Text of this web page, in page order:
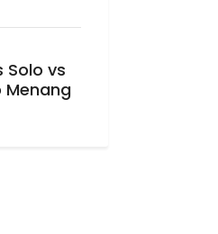
Solo vs
Menang